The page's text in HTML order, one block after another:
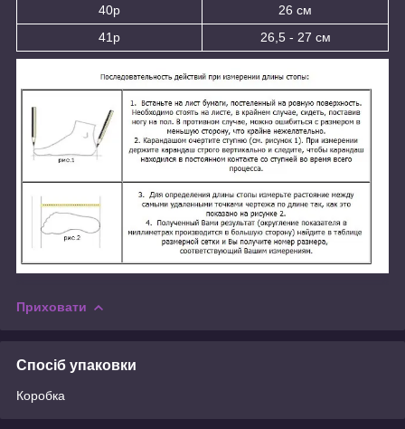
40р
26 см
41р
26,5 - 27 см
Приховати
Спосіб упаковки
Коробка